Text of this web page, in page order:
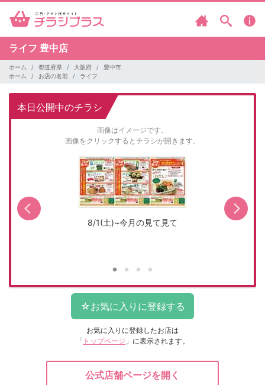
ライフ 豊中店
ホーム 都道府県 大阪府
豊中市
ホーム
お店の名前 ライフ
本日公開中のチラシ
画像はイメージです。
画像をクリックするとチラシが開きます。
8/1(土)~今月の見て見て
お気に入りに登録したお店は
「 トップページ 」に表示されます。
公式店舗ページを開く